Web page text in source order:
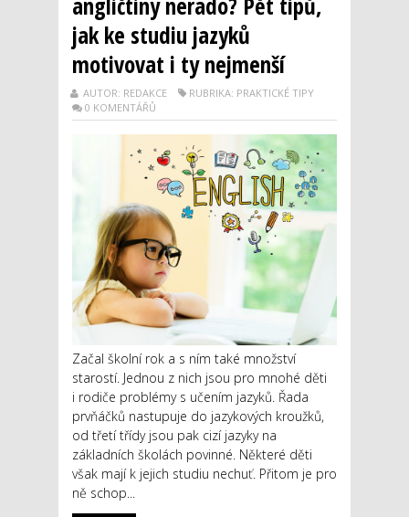
jak ke studiu jazyků
motivovat i ty nejmenší
AUTOR: REDAKCE
RUBRIKA: PRAKTICKÉ TIPY
0 KOMENTÁŘŮ
Začal školní rok a s ním také množství
starostí. Jednou z nich jsou pro mnohé děti
i rodiče problémy s učením jazyků. Řada
prvňáčků nastupuje do jazykových kroužků,
od třetí třídy jsou pak cizí jazyky na
základních školách povinné. Některé děti
však mají k jejich studiu nechuť. Přitom je pro
ně schop...